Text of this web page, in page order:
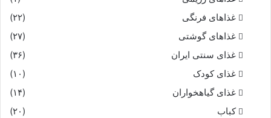
غذاهای فرنگی
(۲۲)
غذاهای گوشتی
(۲۷)
غذای سنتی ایران
(۳۶)
غذای کودک
(۱۰)
غذای گیاهخواران
(۱۴)
کباب
(۲۰)